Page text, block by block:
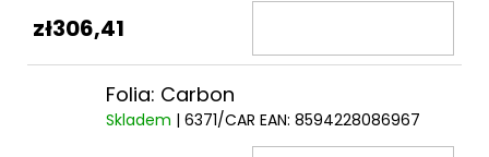
zł306,41
Folia: Carbon
Skladem | 6371/CAR EAN: 8594228086967